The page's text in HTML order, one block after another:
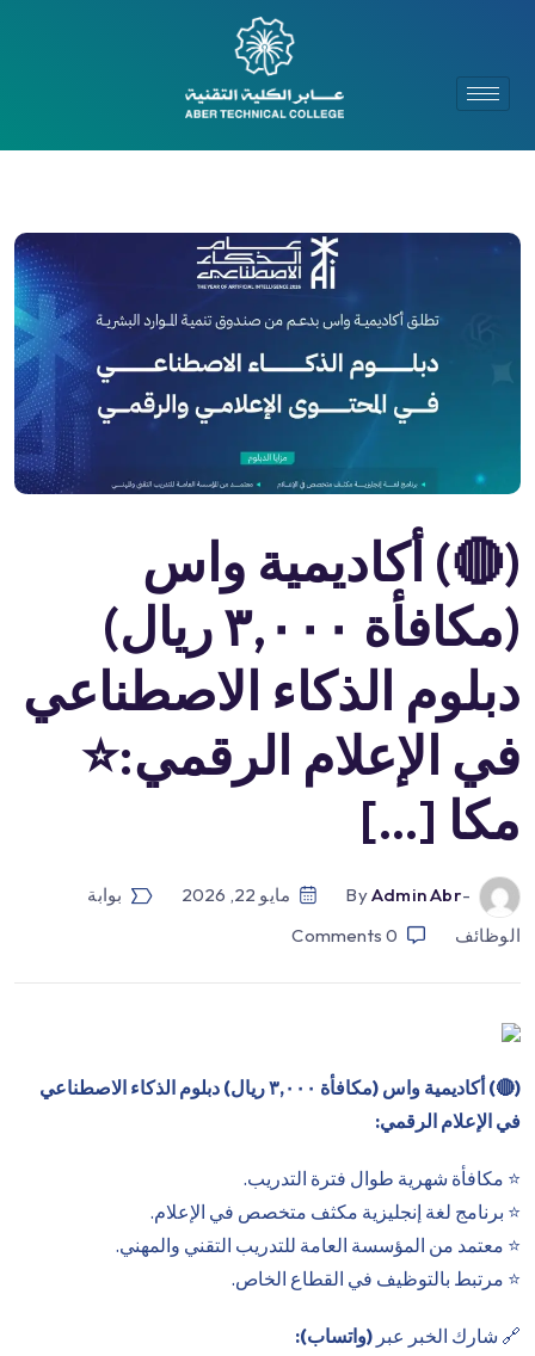
(🔴) أكاديمية واس
(مكافأة ٣,٠٠٠ ريال)
دبلوم الذكاء الاصطناعي
في الإعلام الرقمي:⭐️
مكا […]
-by
Admin Abr مايو 22, 2026
بوابة
الوظائف
0
Comments
(
🔴
) أكاديمية واس (مكافأة ٣,٠٠٠ ريال) دبلوم الذكاء الاصطناعي
في الإعلام الرقمي:
⭐️ مكافأة شهرية طوال فترة التدريب.
⭐️ برنامج لغة إنجليزية مكثف متخصص في الإعلام.
⭐️ معتمد من المؤسسة العامة للتدريب التقني والمهني.
⭐️ مرتبط بالتوظيف في القطاع الخاص.
🔗 شارك الخبر عبر (واتساب):